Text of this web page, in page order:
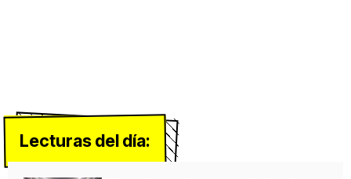
Lecturas del día: